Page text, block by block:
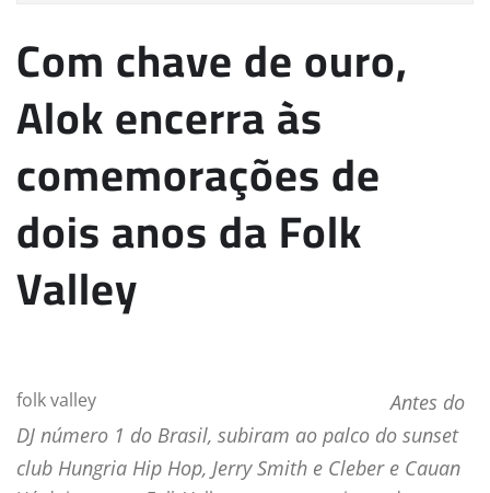
Com chave de ouro,
Alok encerra às
comemorações de
dois anos da Folk
Valley
folk valley
Antes do
DJ número 1 do Brasil, subiram ao palco do sunset
club Hungria Hip Hop, Jerry Smith e Cleber e Cauan